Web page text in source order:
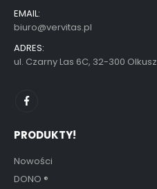
EMAIL:
biuro@vervitas.pl
ADRES:
ul. Czarny Las 6C, 32-300 Olkusz
PRODUKTY!
Nowości
DONO ®